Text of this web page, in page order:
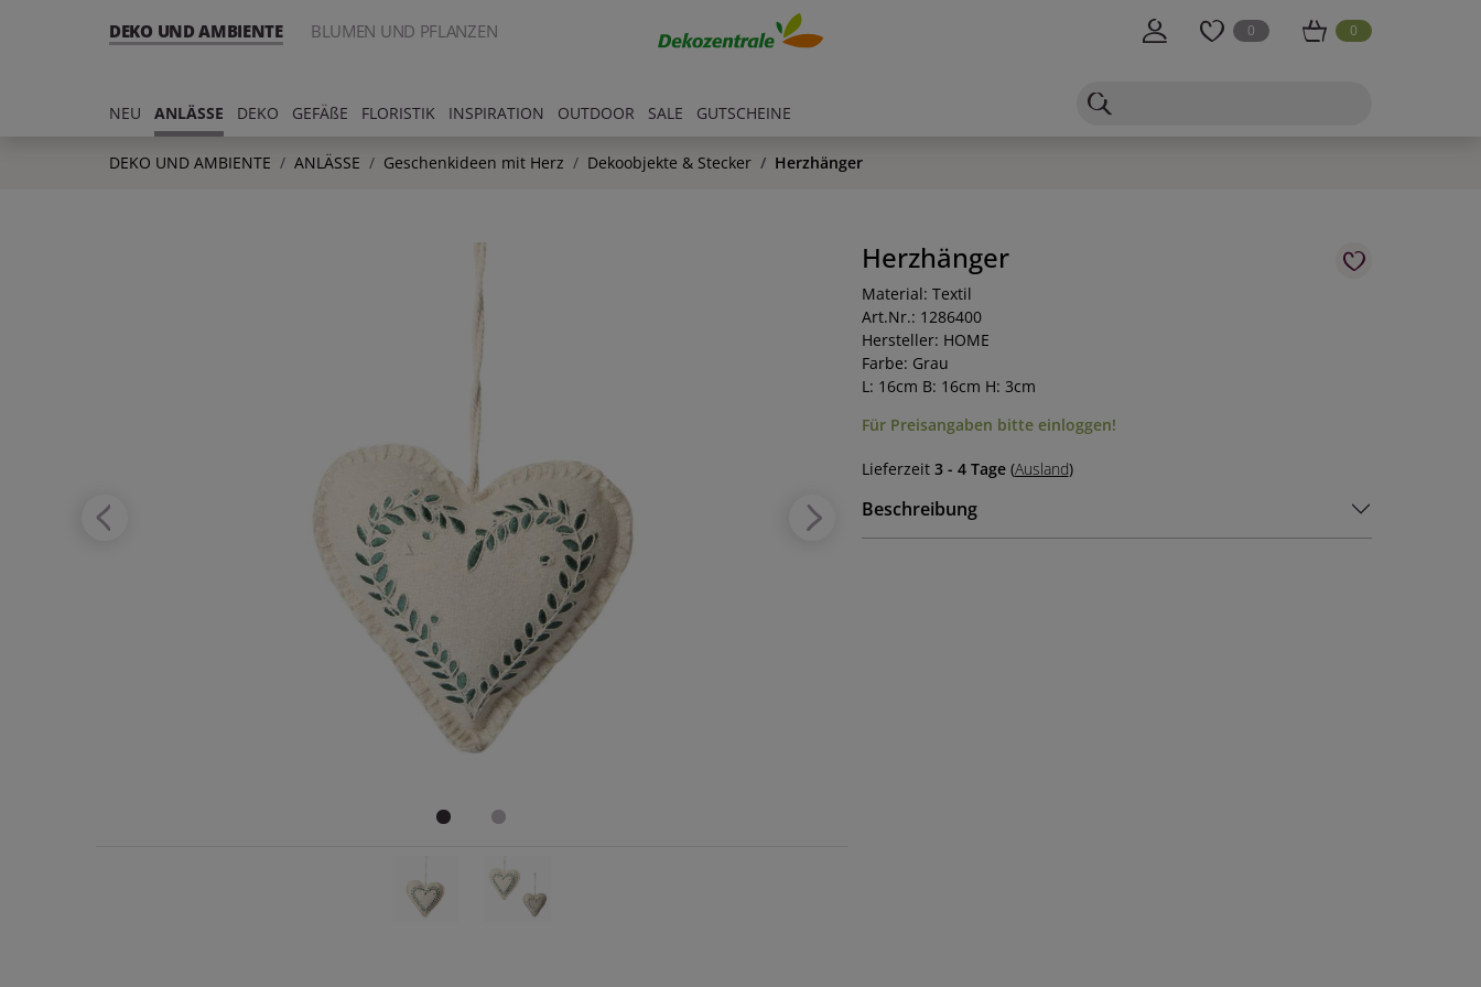
DEKO UND AMBIENTE BLUMEN UND PFLANZEN 0 0
NEU ANLÄSSE DEKO GEFÄßE FLORISTIK INSPIRATION OUTDOOR SALE GUTSCHEINE
DEKO UND AMBIENTE ANLÄSSE Geschenkideen mit Herz Dekoobjekte & Stecker Herzhänger
Herzhänger
Material: Textil
Art.Nr.: 1286400
Hersteller: HOME
Farbe: Grau
L: 16cm B: 16cm H: 3cm
Für Preisangaben bitte einloggen!
Lieferzeit 3 - 4 Tage(Ausland)
Beschreibung